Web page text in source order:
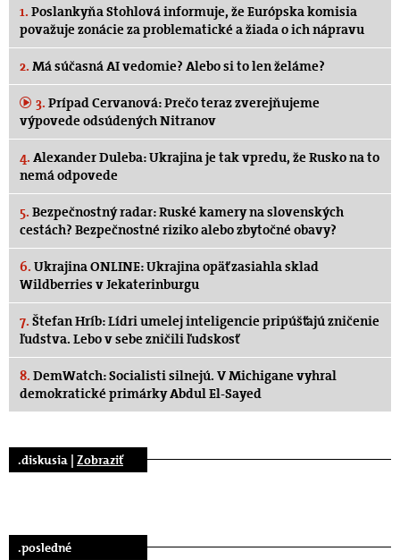
1. Poslankyňa Stohlová informuje, že Európska komisia
považuje zonácie za problematické a žiada o ich nápravu
2. Má súčasná AI vedomie? Alebo si to len želáme?
3. Prípad Cervanová: Prečo teraz zverejňujeme
výpovede odsúdených Nitranov
4. Alexander Duleba: Ukrajina je tak vpredu, že Rusko na to
nemá odpovede
5. Bezpečnostný radar: Ruské kamery na slovenských
cestách? Bezpečnostné riziko alebo zbytočné obavy?
6. Ukrajina ONLINE: Ukrajina opäť zasiahla sklad
Wildberries v Jekaterinburgu
7. Štefan Hríb: Lídri umelej inteligencie pripúšťajú zničenie
ľudstva. Lebo v sebe zničili ľudskosť
8. DemWatch: Socialisti silnejú. V Michigane vyhral
demokratické primárky Abdul El-Sayed
.diskusia | Zobraziť
.posledné